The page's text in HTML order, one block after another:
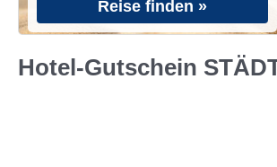
Reise finden »
Hotel-Gutschein